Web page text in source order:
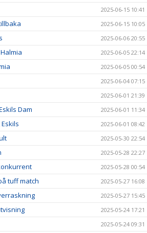
2025-06-15 10:41
2025-06-15 10:05
2025-06-06 20:55
2025-06-05 22:14
2025-06-05 00:54
2025-06-04 07:15
2025-06-01 21:39
Dam 2025-06-01 11:34
2025-06-01 08:42
2025-05-30 22:54
2025-05-28 22:27
2025-05-28 00:54
tuff match 2025-05-27 16:08
2025-05-27 15:45
2025-05-24 17:21
2025-05-24 09:31